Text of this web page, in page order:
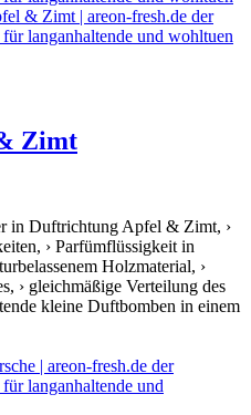
Zimt
in Duftrichtung Apfel & Zimt, ›
› Parfümflüssigkeit in
Holzmaterial, ›
› gleichmäßige Verteilung des
kleine Duftbomben in einem